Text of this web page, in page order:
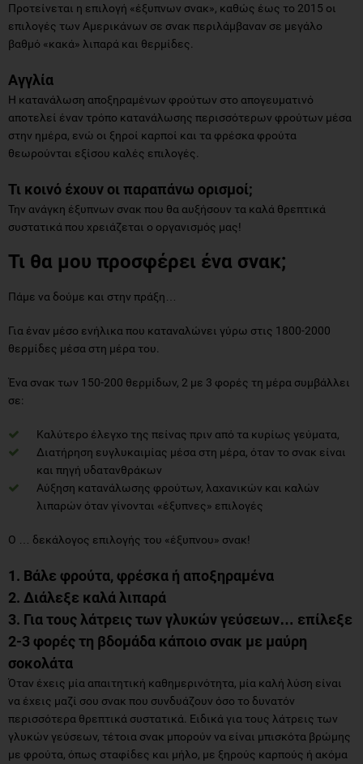
Προτείνεται η επιλογή «έξυπνων σνακ», καθώς έως το 2015 οι
επιλογές των Αμερικάνων σε σνακ περιλάμβαναν σε μεγάλο
βαθμό «κακά» λιπαρά και θερμίδες.
Αγγλία
Η κατανάλωση αποξηραμένων φρούτων στο απογευματινό
αποτελεί έναν τρόπο κατανάλωσης περισσότερων φρούτων μέσα
στην ημέρα, ενώ οι ξηροί καρποί και τα φρέσκα φρούτα
θεωρούνται εξίσου καλές επιλογές.
Τι κοινό έχουν οι παραπάνω ορισμοί;
Την ανάγκη έξυπνων σνακ που θα αυξήσουν τα καλά θρεπτικά
συστατικά που χρειάζεται ο οργανισμός μας!
Τι θα μου προσφέρει ένα σνακ;
Πάμε να δούμε και στην πράξη…
Για έναν μέσο ενήλικα που καταναλώνει γύρω στις 1800-2000
θερμίδες μέσα στη μέρα του.
Ένα σνακ των 150-200 θερμίδων, 2 με 3 φορές τη μέρα συμβάλλει
σε:
Καλύτερο έλεγχο της πείνας πριν από τα κυρίως γεύματα,
Διατήρηση ευγλυκαιμίας μέσα στη μέρα, όταν το σνακ είναι
και πηγή υδατανθράκων
Αύξηση κατανάλωσης φρούτων, λαχανικών και καλών
λιπαρών όταν γίνονται «έξυπνες» επιλογές
Ο … δεκάλογος επιλογής του «έξυπνου» σνακ!
1. Βάλε φρούτα, φρέσκα ή αποξηραμένα
2. Διάλεξε καλά λιπαρά
3. Για τους λάτρεις των γλυκών γεύσεων… επίλεξε
2-3 φορές τη βδομάδα κάποιο σνακ με μαύρη
σοκολάτα
Όταν έχεις μία απαιτητική καθημερινότητα, μία καλή λύση είναι
να έχεις μαζί σου σνακ που συνδυάζουν όσο το δυνατόν
περισσότερα θρεπτικά συστατικά. Ειδικά για τους λάτρεις των
γλυκών γεύσεων, τέτοια σνακ μπορούν να είναι μπισκότα βρώμης
με φρούτα, όπως σταφίδες και μήλο, με ξηρούς καρπούς ή ακόμα